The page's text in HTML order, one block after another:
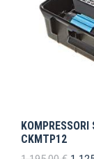
CKMTP12